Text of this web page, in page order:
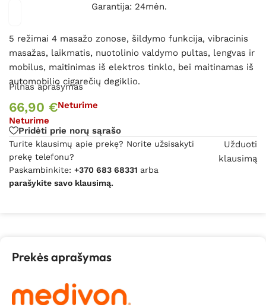
Garantija: 24mėn.
5 režimai 4 masažo zonose, šildymo funkcija, vibracinis
masažas, laikmatis, nuotolinio valdymo pultas, lengvas ir
mobilus, maitinimas iš elektros tinklo, bei maitinamas iš
automobilio cigarečių degiklio.
Pilnas aprašymas
66,90 €Neturime
Neturime
Pridėti prie norų sąrašo
Turite klausimų apie prekę? Norite užsisakyti
prekę telefonu?
Paskambinkite: +370 683 68331 arba
parašykite savo klausimą.
Užduoti
klausimą
Prekės aprašymas